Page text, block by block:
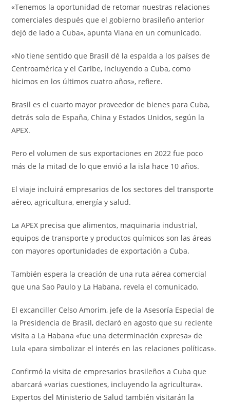
«Tenemos la oportunidad de retomar nuestras relaciones
comerciales después que el gobierno brasileño anterior
dejó de lado a Cuba», apunta Viana en un comunicado.
«No tiene sentido que Brasil dé la espalda a los países de
Centroamérica y el Caribe, incluyendo a Cuba, como
hicimos en los últimos cuatro años», refiere.
Brasil es el cuarto mayor proveedor de bienes para Cuba,
detrás solo de España, China y Estados Unidos, según la
APEX.
Pero el volumen de sus exportaciones en 2022 fue poco
más de la mitad de lo que envió a la isla hace 10 años.
El viaje incluirá empresarios de los sectores del transporte
aéreo, agricultura, energía y salud.
La APEX precisa que alimentos, maquinaria industrial,
equipos de transporte y productos químicos son las áreas
con mayores oportunidades de exportación a Cuba.
También espera la creación de una ruta aérea comercial
que una Sao Paulo y La Habana, revela el comunicado.
El excanciller Celso Amorim, jefe de la Asesoría Especial de
la Presidencia de Brasil, declaró en agosto que su reciente
visita a La Habana «fue una determinación expresa» de
Lula «para simbolizar el interés en las relaciones políticas».
Confirmó la visita de empresarios brasileños a Cuba que
abarcará «varias cuestiones, incluyendo la agricultura».
Expertos del Ministerio de Salud también visitarán la